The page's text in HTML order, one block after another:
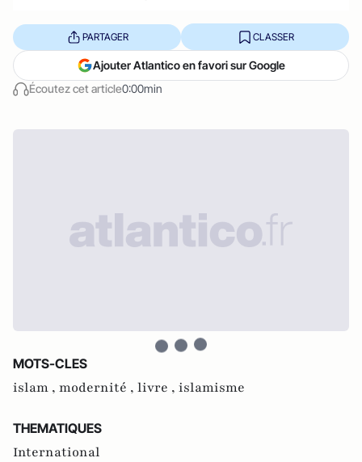
Écoutez cet article0:00min
PARTAGER CLASSER
Ajouter Atlantico en favori sur Google
MOTS-CLES
islam , modernité , livre , islamisme
THEMATIQUES
International